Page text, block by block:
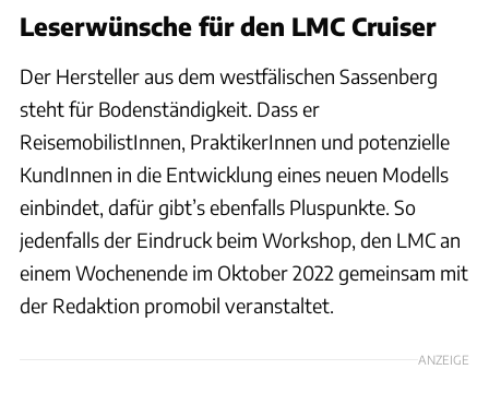
Leserwünsche für den LMC Cruiser
Der Hersteller aus dem westfälischen Sassenberg
steht für Bodenständigkeit. Dass er
ReisemobilistInnen, PraktikerInnen und potenzielle
KundInnen in die Entwicklung eines neuen Modells
einbindet, dafür gibt’s ebenfalls Pluspunkte. So
jedenfalls der Eindruck beim Workshop, den LMC an
einem Wochenende im Oktober 2022 gemeinsam mit
der Redaktion promobil veranstaltet.
ANZEIGE